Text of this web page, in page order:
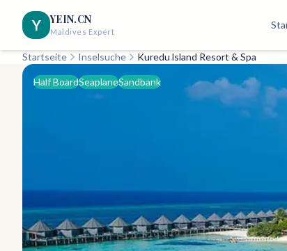
Y YEIN.CN
Maldives Expert
Startseite Inselsuche Kuredu lsland Resort & Spa
Half BoardSeaplaneSandbank